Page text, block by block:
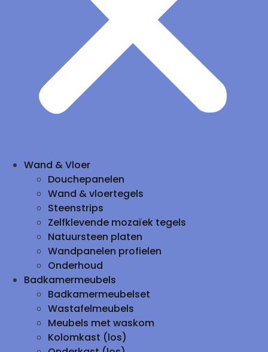
Wand & Vloer
Douchepanelen
Wand & vloertegels
Steenstrips
Zelfklevende mozaïek tegels
Natuursteen platen
Wandpanelen profielen
Onderhoud
Badkamermeubels
Badkamermeubelset
Wastafelmeubels
Meubels met waskom
Kolomkast (los)